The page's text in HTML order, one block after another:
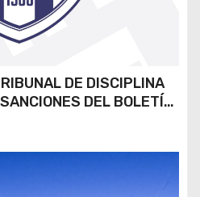
DE DISCIPLINA
DEL BOLETÍN